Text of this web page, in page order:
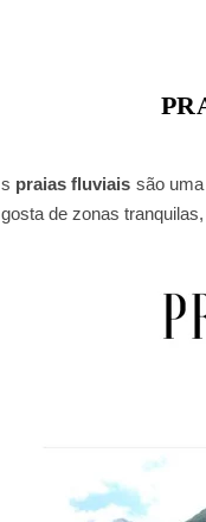
s praias fluviais são
gosta de zonas